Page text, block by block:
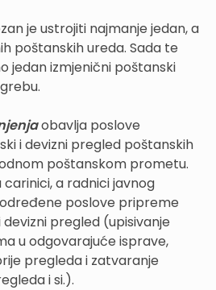
je ustrojiti najmanje jedan, a
poštanskih ureda. Sada te
jedan izmjenični poštanski
obavlja poslove
i devizni pregled poštanskih
poštanskom prometu.
a radnici javnog
poslove pripreme
pregled (upisivanje
u odgovarajuće isprave,
pregleda i zatvaranje
i si.).